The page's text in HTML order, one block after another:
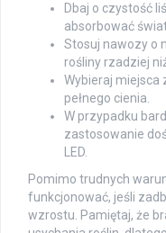
Dbaj o czystość
absorbować
Stosuj nawozy o
rośliny rzadziej
Wybieraj miejsca
pełnego cienia.
W przypadku
zastosowanie
LED.
Pomimo trudnych
funkcjonować, jeśli
wzrostu. Pamiętaj, że